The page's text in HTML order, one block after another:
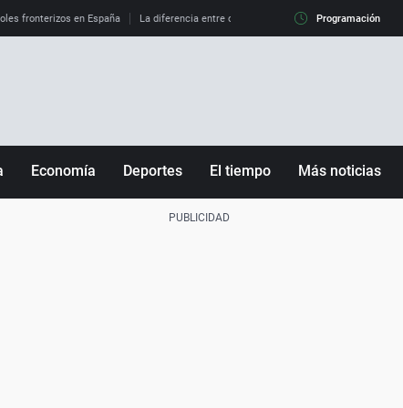
fronterizos en España La diferencia entre observar el eclipse al 99% y al 100%
Programación
Economía Deportes El tiempo Más noticias